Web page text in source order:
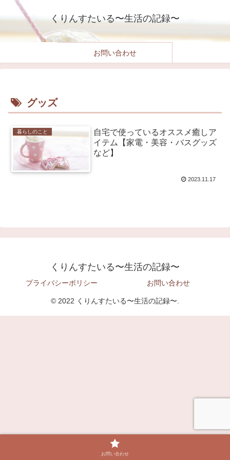
くりんすたいる〜生活の記録〜
お問い合わせ
グッズ
暮らしのこと
自宅で使っているオススメ癒しア
イテム【家電・美容・バスグッズ
など】
2023.11.17
くりんすたいる〜生活の記録〜
プライバシーポリシー お問い合わせ
© 2022 くりんすたいる〜生活の記録〜.
お問い合わせ